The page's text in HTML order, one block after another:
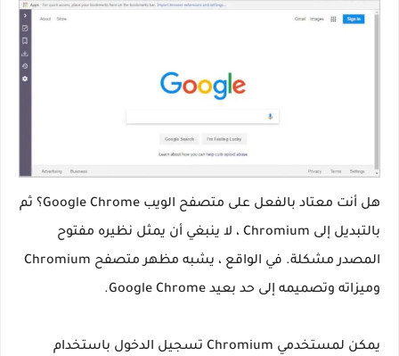
هل أنت معتاد بالفعل على متصفح الويب Google Chrome؟ ثم
بالتبديل إلى Chromium ، لا ينبغي أن يمثل نظيره مفتوح
المصدر مشكلة. في الواقع ، يشبه مظهر متصفح Chromium
وميزاته وتصميمه إلى حد بعيد Google Chrome.
يمكن لمستخدمي Chromium تسجيل الدخول باستخدام